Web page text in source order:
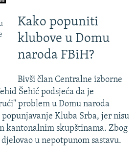
Kako popuniti
klubove u Domu
naroda FBiH?
Bivši član Centralne izborne
Šehić podsjeća da je
problem u Domu naroda
Kluba Srba, jer nisu
kantonalnim skupštinama. Zbog
u nepotpunom sastavu.